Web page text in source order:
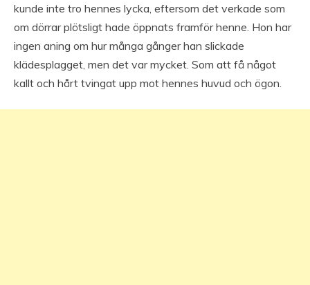
kunde inte tro hennes lycka, eftersom det verkade som
om dörrar plötsligt hade öppnats framför henne. Hon har
ingen aning om hur många gånger han slickade
klädesplagget, men det var mycket. Som att få något
kallt och hårt tvingat upp mot hennes huvud och ögon.